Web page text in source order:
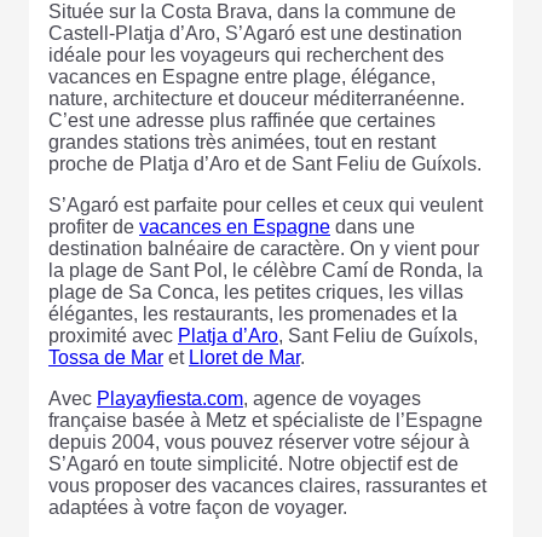
Située sur la Costa Brava, dans la commune de
Castell-Platja d’Aro, S’Agaró est une destination
idéale pour les voyageurs qui recherchent des
vacances en Espagne entre plage, élégance,
nature, architecture et douceur méditerranéenne.
C’est une adresse plus raffinée que certaines
grandes stations très animées, tout en restant
proche de Platja d’Aro et de Sant Feliu de Guíxols.
S’Agaró est parfaite pour celles et ceux qui veulent
profiter de vacances en Espagne dans une
destination balnéaire de caractère. On y vient pour
la plage de Sant Pol, le célèbre Camí de Ronda, la
plage de Sa Conca, les petites criques, les villas
élégantes, les restaurants, les promenades et la
proximité avec Platja d’Aro, Sant Feliu de Guíxols,
Tossa de Mar et Lloret de Mar.
Avec Playayfiesta.com, agence de voyages
française basée à Metz et spécialiste de l’Espagne
depuis 2004, vous pouvez réserver votre séjour à
S’Agaró en toute simplicité. Notre objectif est de
vous proposer des vacances claires, rassurantes et
adaptées à votre façon de voyager.